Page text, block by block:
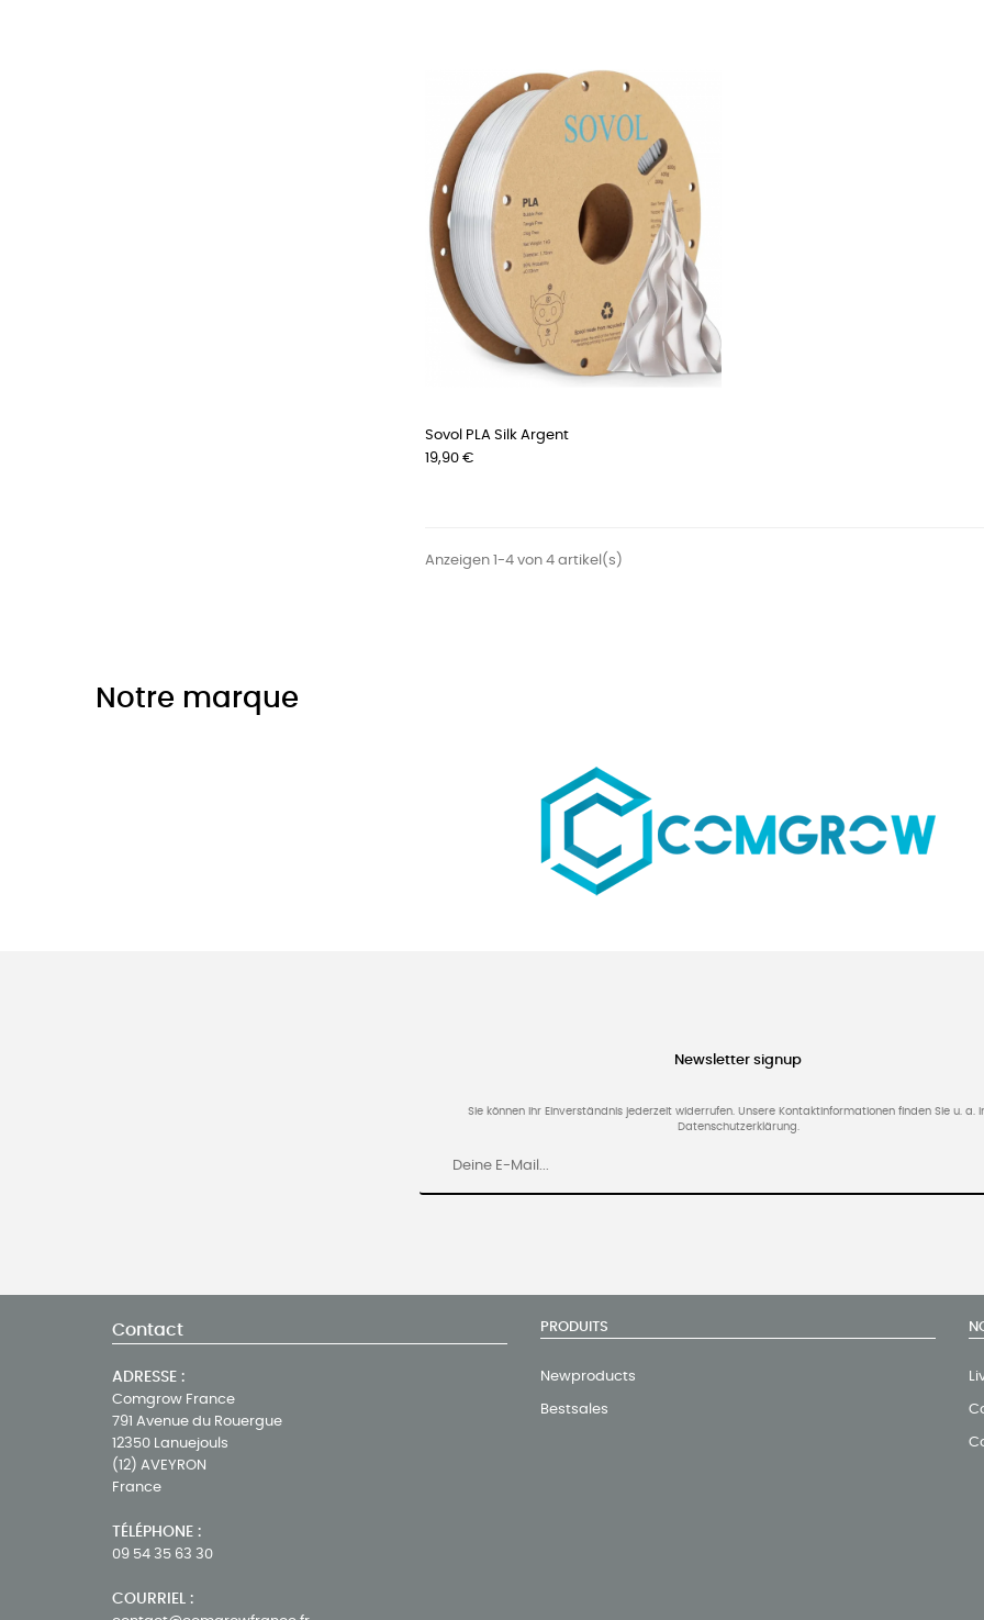
Sovol PLA Silk Argent
Preis
19,90 €
Anzeigen 1-4 von 4 artikel(s)
Notre marque
Newsletter signup
Sie können Ihr Einverständnis jederzeit widerrufen. Unsere Kontaktinformationen finden Sie u. a.
Datenschutzerklärung.
Contact
ADRESSE :
Comgrow France
791 Avenue du Rouergue
12350 Lanuejouls
(12) AVEYRON
France
TÉLÉPHONE :
09 54 35 63 30
COURRIEL :
PRODUITS
Newproducts
Bestsales